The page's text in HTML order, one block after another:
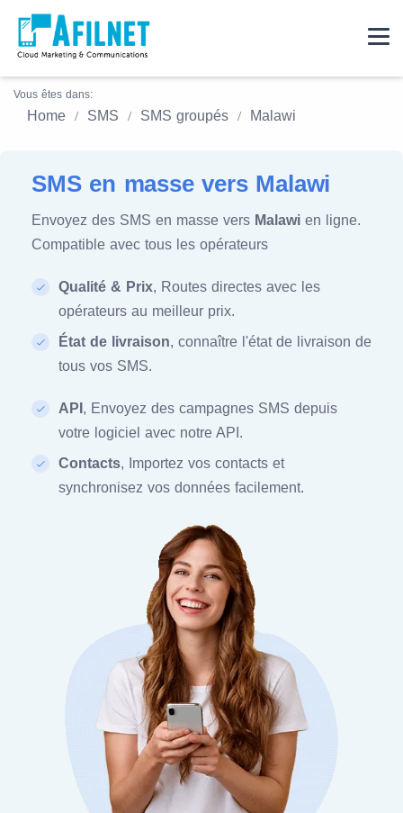
Vous êtes dans:
Home SMS SMS groupés Malawi
SMS en masse vers Malawi
Envoyez des SMS en masse vers Malawi en ligne.
Compatible avec tous les opérateurs
Qualité & Prix, Routes directes avec les
opérateurs au meilleur prix.
État de livraison, connaître l'état de livraison de
tous vos SMS.
API , Envoyez des campagnes SMS depuis
votre logiciel avec notre API.
Contacts, Importez vos contacts et
synchronisez vos données facilement.